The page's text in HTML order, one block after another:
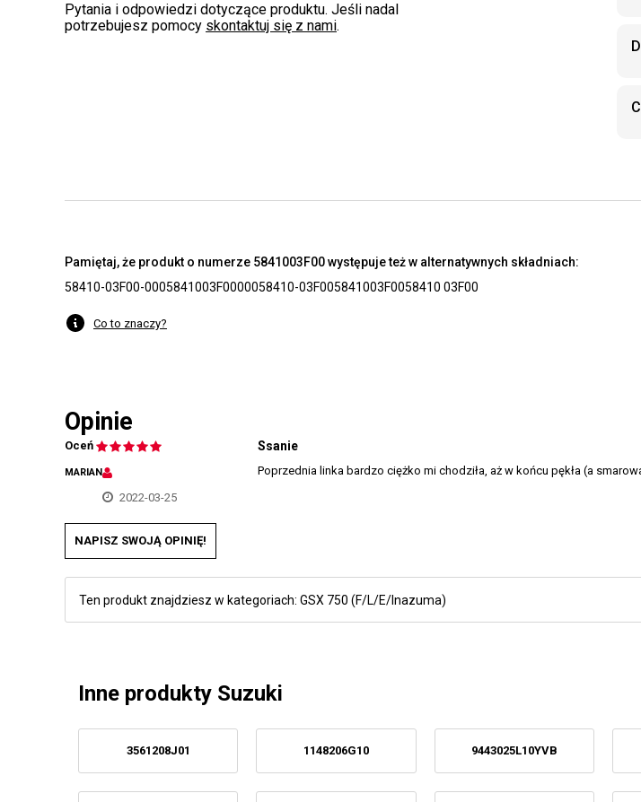
Pytania i odpowiedzi dotyczące produktu. Jeśli nadal
potrzebujesz pomocy skontaktuj się z nami.
Pamiętaj, że produkt o numerze 5841003F00 występuje też w alternatywnych składniach:
58410-03F00-0005841003F0000058410-03F005841003F0058410 03F00
Co to znaczy?
Opinie
Oceń
MARIAN
2022-03-25
Ssanie
Poprzednia linka bardzo ciężko mi chodziła, aż w końcu pękła (a
NAPISZ SWOJĄ OPINIĘ!
Ten produkt znajdziesz w kategoriach: GSX 750 (F/L/E/Inazuma)
Inne produkty Suzuki
3561208J01 1148206G10 9443025L10YVB